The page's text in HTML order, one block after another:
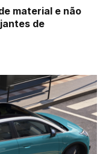
material e não
de